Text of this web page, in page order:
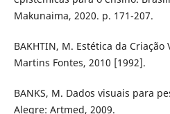
Makunaima, 2020. p. 171-207.
BAKHTIN, M. Estética da Criação
Martins Fontes, 2010 [1992].
BANKS, M. Dados visuais para
Alegre: Artmed, 2009.